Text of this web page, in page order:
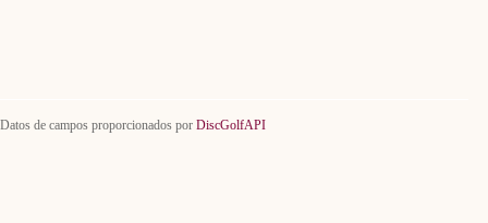
Datos de campos proporcionados por DiscGolfAPI